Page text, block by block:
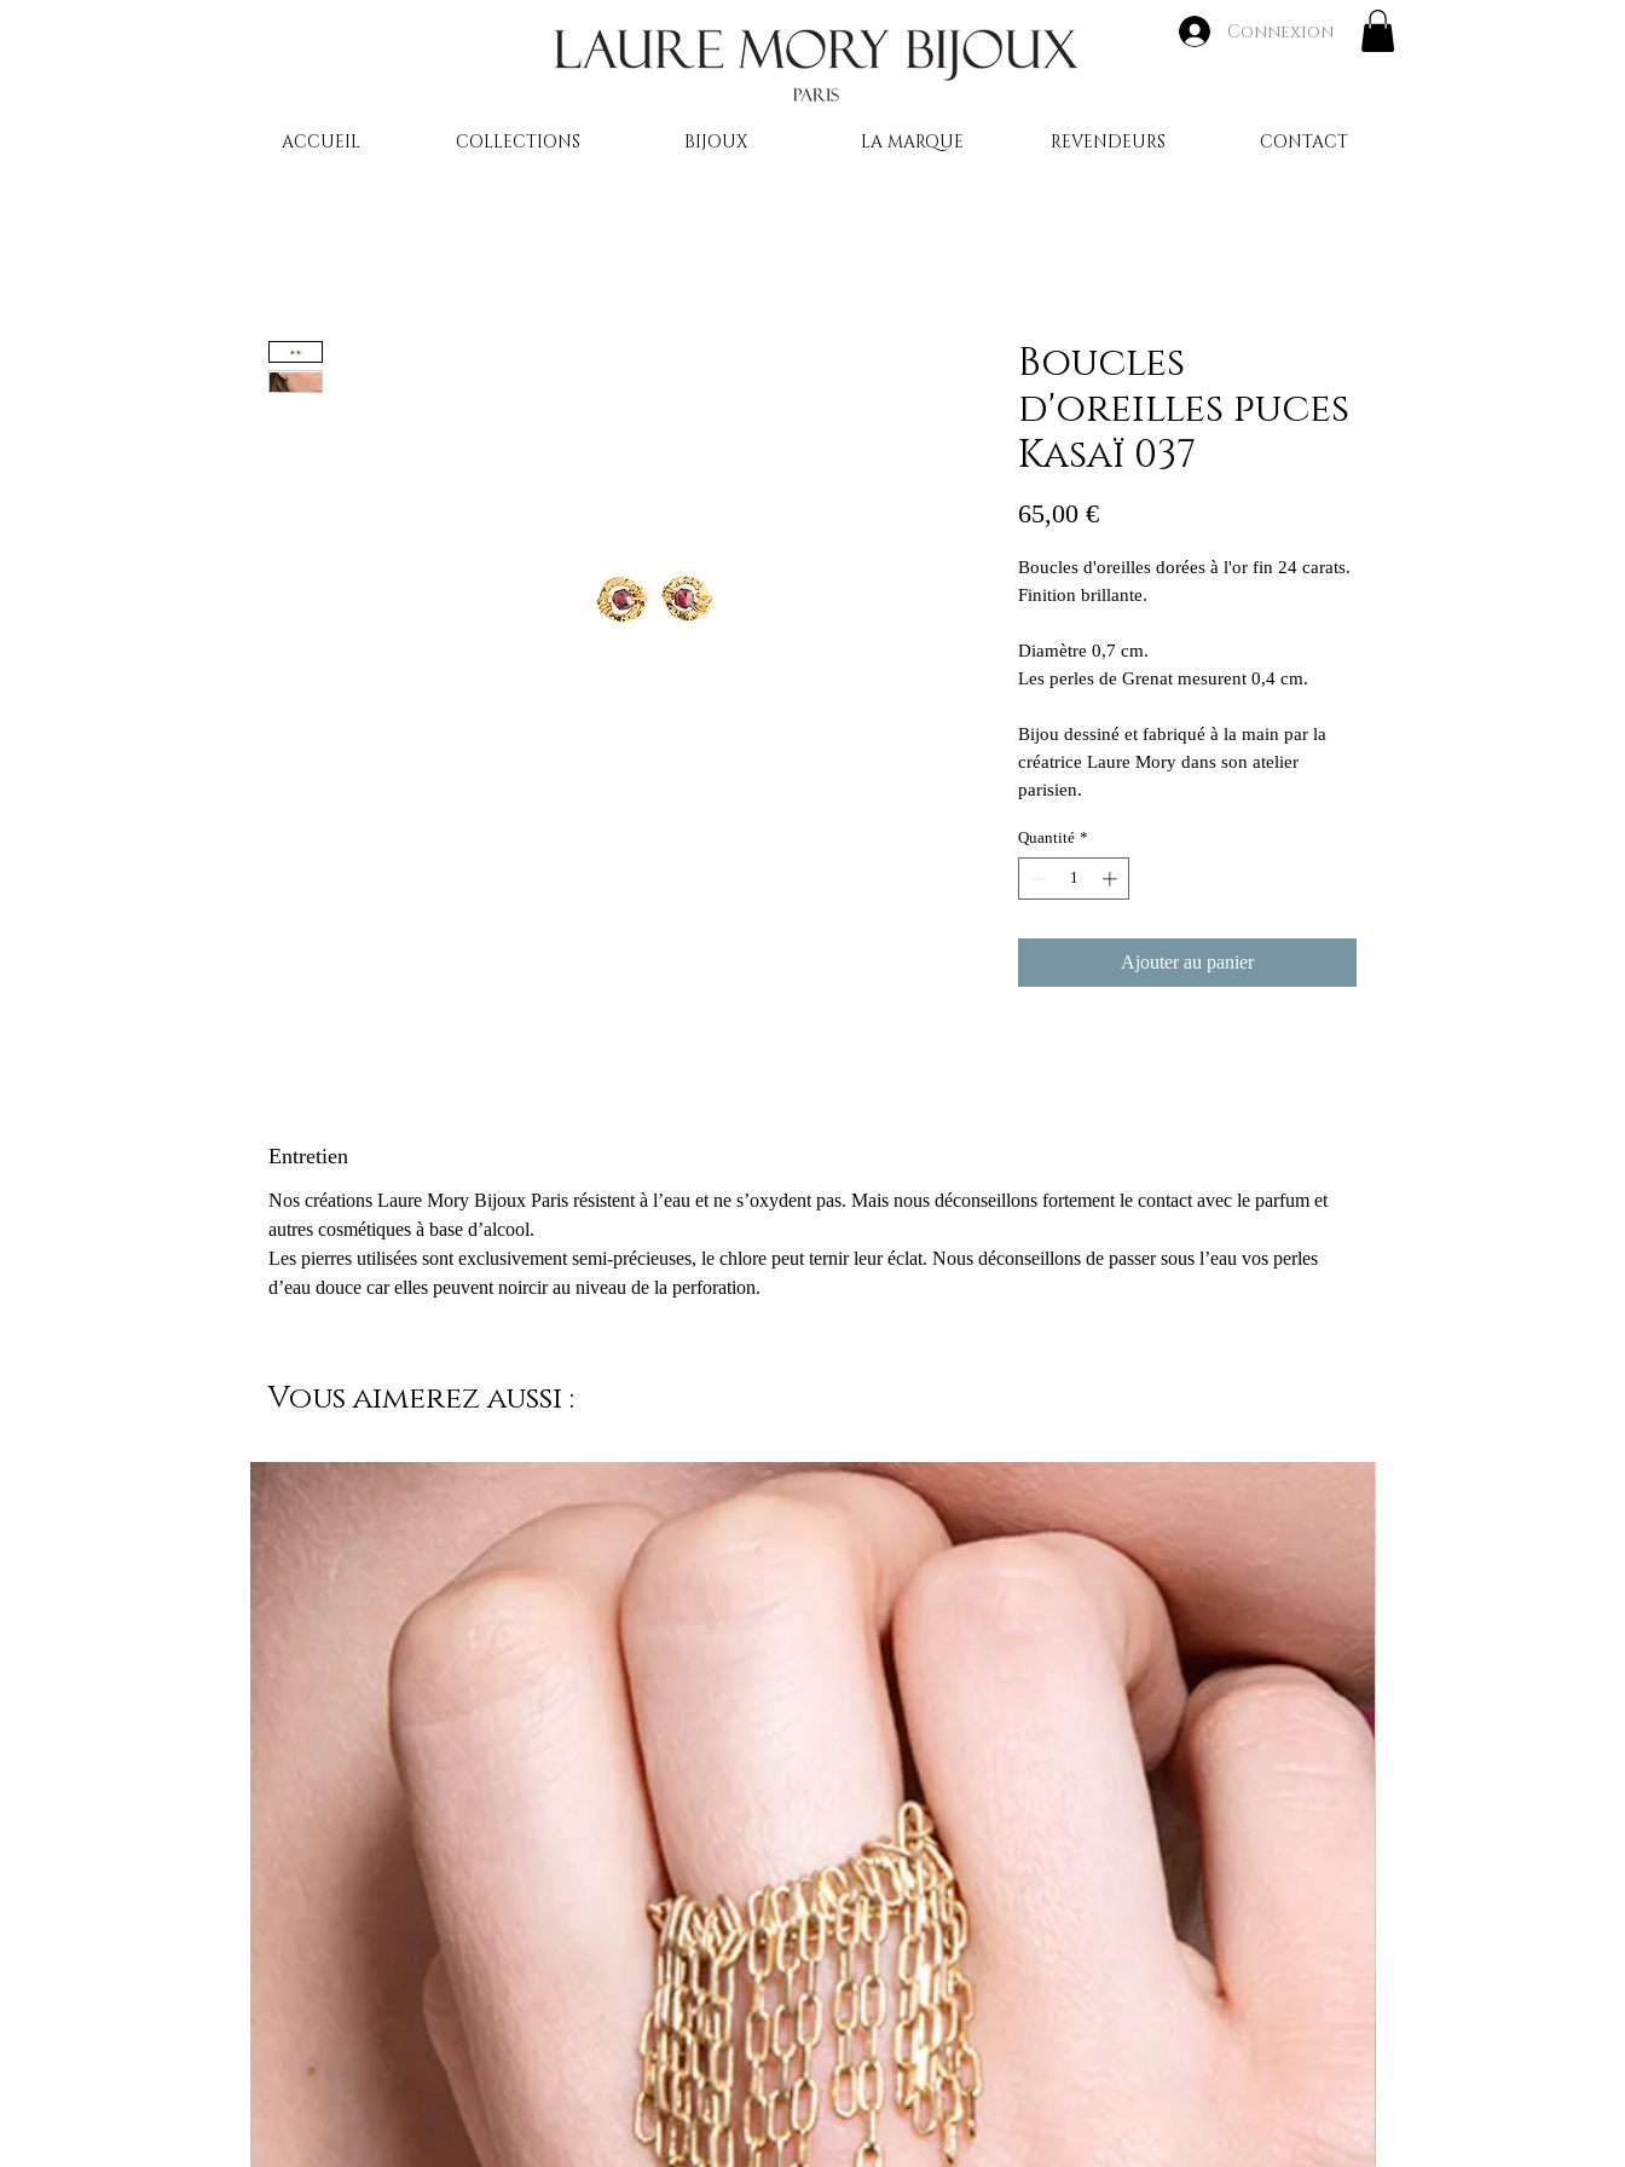
Connexion
ACCUEIL COLLECTIONS BIJOUX LA MARQUE REVENDEURS CONTACT
Boucles
d'oreilles puces
Kasaï 037
65,00 €Prix
Boucles d'oreilles dorées à l'or fin 24 carats.
Finition brillante.
Diamètre 0,7 cm.
Les perles de Grenat mesurent 0,4 cm.
Bijou dessiné et fabriqué à la main par la
créatrice Laure Mory dans son atelier
parisien.
Quantité *
Ajouter au panier
Entretien
Nos créations Laure Mory Bijoux Paris résistent à l’eau et ne s’oxydent pas. Mais nous déconseillons fortement le contact avec le parfum et
autres cosmétiques à base d’alcool.
Les pierres utilisées sont exclusivement semi-précieuses, le chlore peut ternir leur éclat. Nous déconseillons de passer sous l’eau vos perles
d’eau douce car elles peuvent noircir au niveau de la perforation.
Vous aimerez aussi :